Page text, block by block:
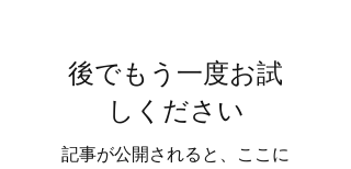
後でもう一度お試
しください
記事が公開されると、ここに